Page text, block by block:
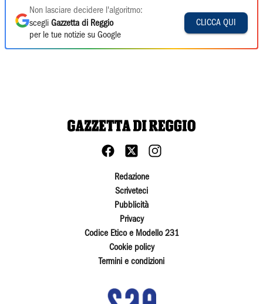
Non lasciare decidere l'algoritmo:
scegli Gazzetta di Reggio
per le tue notizie su Google
CLICCA QUI
Redazione
Scriveteci
Pubblicità
Privacy
Codice Etico e Modello 231
Cookie policy
Termini e condizioni